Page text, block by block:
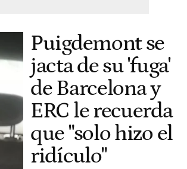
Puigdemont se
jacta de su 'fuga'
de Barcelona y
ERC le recuerda
que "solo hizo el
ridículo"